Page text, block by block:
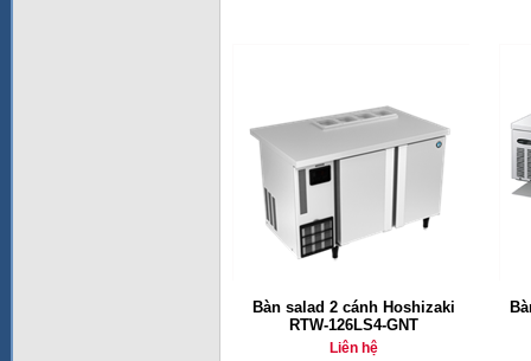
Bàn salad 2 cánh Hoshizaki
RTW-126LS4-GNT
Liên hệ